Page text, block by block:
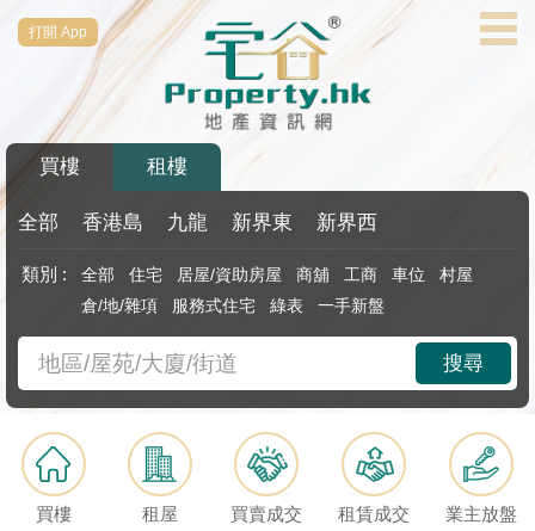
代
理
搵
樓/
交
業
主
盤
宅
谷
打開 App
買樓 租樓
全部 香港島 九龍 新界東 新界西
類別 : 全部 住宅 居屋/資助房屋 商舖 工商 車位
村屋
倉/地/雜項
服務式住宅 綠表 一手新盤
搜尋
買樓 租屋 買賣成交 租賃成交 業主放盤